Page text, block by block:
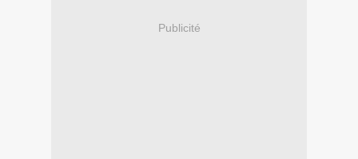
Publicité